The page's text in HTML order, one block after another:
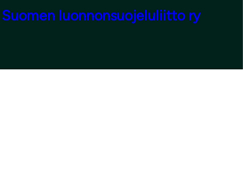
Suomen luonnonsuojeluliitto ry